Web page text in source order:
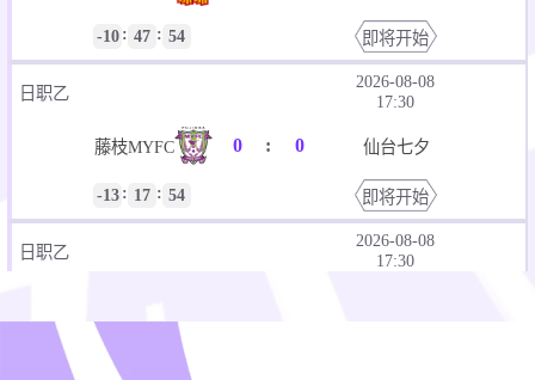
-10 : 47 : 53 即将开始
日职乙
2026-08-08
17:30
藤枝MYFC 0 : 0 仙台七夕
-13 : 17 : 53 即将开始
日职乙
2026-08-08
17:30
-13 53